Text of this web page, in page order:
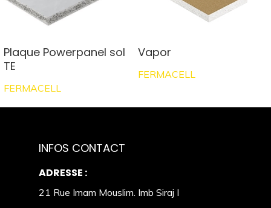
Plaque Powerpanel sol
TE
FERMACELL
Vapor
FERMACELL
INFOS CONTACT
ADRESSE :
21 Rue Imam Mouslim. Imb Siraj I